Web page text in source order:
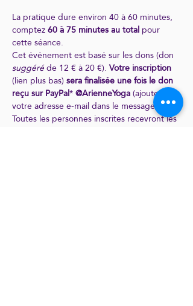
La pratique dure environ 40 à 60 minutes,
comptez 60 à 75 minutes au total pour
cette séance.
Cet événement est basé sur les dons (don
suggéré de 12 € à 20 €). Votre inscription
(lien plus bas) sera finalisée une fois le don
reçu sur PayPal* @ArienneYoga (ajoutez
votre adresse e-mail dans le message).
Toutes les personnes inscrites recevront les